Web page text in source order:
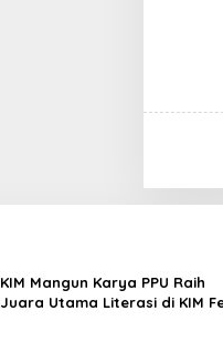
KIM Mangun Karya PPU Raih
Juara Utama Literasi di KIM